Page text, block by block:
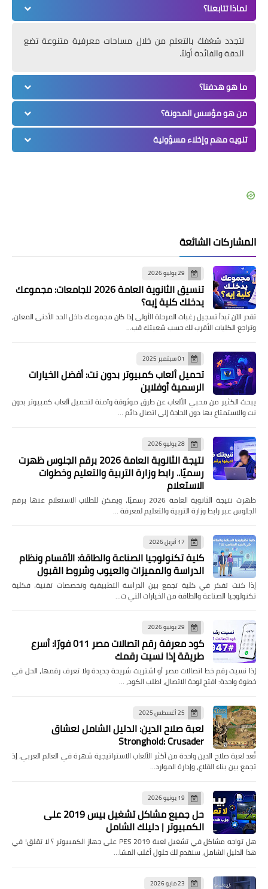
لماذا تتابعنا؟
لتجدد شغفك بالتعلم من خلال مساحات معرفية متنوعة تضع
الدقة والفائدة أولاً.
ما هو هدفنا؟
من هو مؤسس المدونة؟
تنويه مهم وإخلاء مسؤولية
المشاركات الشائعة
29 يوليو 2026
تنسيق الثانوية العامة 2026 للجامعات: مجموعك
يدخلك كلية إيه؟
تقدر الآن تبدأ تسجيل رغبات المرحلة الأولى إذا كان مجموعك داخل الحد الأدنى المعلن،
وتراجع الكليات الأقرب لك حسب شعبتك قب…
01 سبتمبر 2025
تحميل ألعاب كمبيوتر بدون نت: أفضل الخيارات
الرسمية أوفلاين
يبحث الكثير من محبي الألعاب عن طرق موثوقة وآمنة لتحميل ألعاب كمبيوتر بدون
نت والاستمتاع بها دون الحاجة إلى اتصال دائم …
28 يوليو 2026
نتيجة الثانوية العامة 2026 برقم الجلوس ظهرت
رسميًا.. رابط وزارة التربية والتعليم وخطوات
الاستعلام
ظهرت نتيجة الثانوية العامة 2026 رسميًا، ويمكن للطلاب الاستعلام عنها برقم
الجلوس عبر رابط وزارة التربية والتعليم لمعرفة …
17 أبريل 2026
كلية تكنولوجيا الصناعة والطاقة: الأقسام ونظام
الدراسة والمميزات والعيوب وشروط القبول
إذا كنت تفكر في كلية تجمع بين الدراسة التطبيقية وتخصصات تقنية، فكلية
تكنولوجيا الصناعة والطاقة من الخيارات التي ت…
29 يونيو 2026
كود معرفة رقم اتصالات مصر 011 فورًا: أسرع
طريقة إذا نسيت رقمك
إذا نسيت رقم خط اتصالات مصر أو اشتريت شريحة جديدة ولا تعرف رقمها، الحل في
خطوة واحدة: افتح لوحة الاتصال، اطلب الكود، …
25 أغسطس 2025
لعبة صلاح الدين: الدليل الشامل لعشاق
Stronghold: Crusader
تُعد لعبة صلاح الدين واحدة من أكثر الألعاب الاستراتيجية شهرة في العالم العربي، إذ
تجمع بين بناء القلاع، وإدارة الموارد…
19 يونيو 2026
حل جميع مشاكل تشغيل بيس 2019 على
الكمبيوتر | دليلك الشامل
هل تواجه مشاكل في تشغيل لعبة PES 2019 على جهاز الكمبيوتر ؟ لا تقلق! في
هذا الدليل الشامل، سنقدم لك حلول أغلب المشا…
23 مايو 2026